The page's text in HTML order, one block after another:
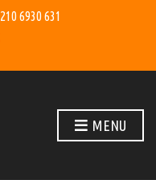
210 6930 631
MENU